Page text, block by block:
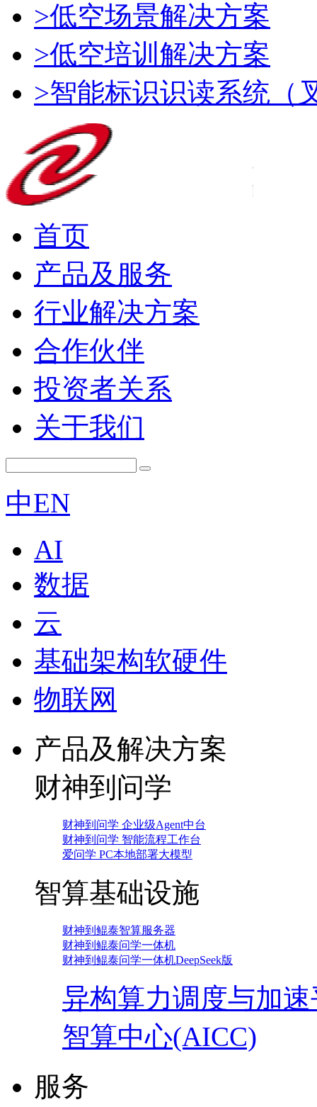
>低空场景解决方案
>低空培训解决方案
>智能标识识读系统（
首页
产品及服务
行业解决方案
合作伙伴
投资者关系
关于我们
中EN
AI
数据
云
基础架构软硬件
物联网
产品及解决方案
财神到问学
财神到问学 企业级Agent中台
财神到问学 智能流程工作台
爱问学 PC本地部署大模型
智算基础设施
财神到鲲泰智算服务器
财神到鲲泰问学一体机
财神到鲲泰问学一体机DeepSeek版
异构算力调度与加
智算中心(AICC)
服务